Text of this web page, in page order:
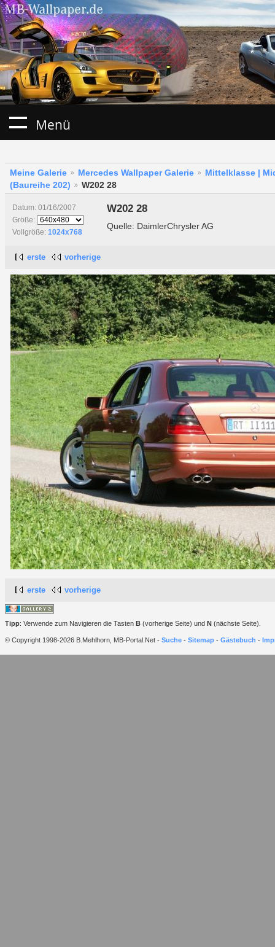
Menü
Meine Galerie Mercedes Wallpaper Galerie
Mittelklasse |
(Baureihe 202)
W202 28
Datum: 01/16/2007
Größe:
Vollgröße: 1024x768
W202 28
Quelle: DaimlerChrysler AG
erste vorherige
erste vorherige
Tipp: Verwende zum Navigieren die Tasten B (vorherige Seite) und N (nächste Seite).
© Copyright 1998-2026 B.Mehlhorn, MB-Portal.Net - Suche - Sitemap - Gästebuch -